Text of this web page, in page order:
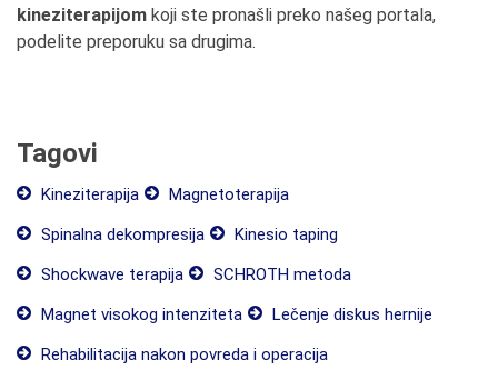
kineziterapijom koji ste pronašli preko našeg portala,
podelite preporuku sa drugima.
Tagovi
Kineziterapija
Magnetoterapija
Spinalna dekompresija
Kinesio taping
Shockwave terapija
SCHROTH metoda
Magnet visokog intenziteta
Lečenje diskus hernije
Rehabilitacija nakon povreda i operacija